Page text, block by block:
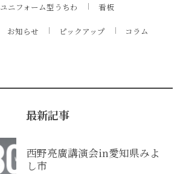
ユニフォーム型うちわ 看板
お知らせ ピックアップ コラム
最新記事
西野亮廣講演会in愛知県みよ
し市